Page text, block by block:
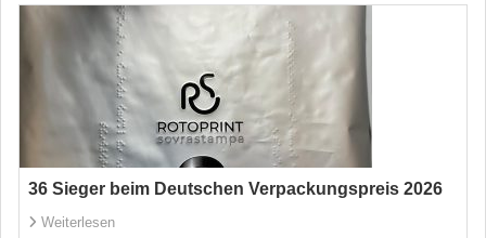
36 Sieger beim Deutschen Verpackungspreis 2026
Weiterlesen